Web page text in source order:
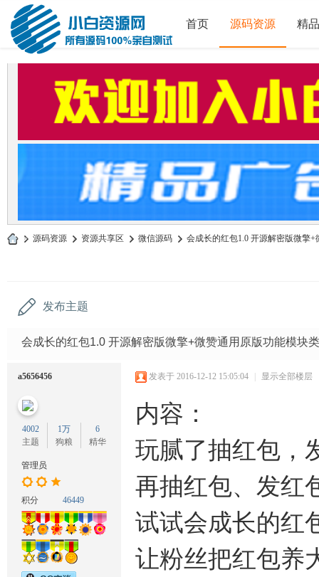
首页 源码资源 精
» 源码资源 › 资源共享区 › 微信源码 › 会成长的红包1.0 开源解密版微擎
发布主题
会成长的红包1.0 开源解密版微擎+微赞通用原版功能模块
a5656456
4002
主题
1万
狗粮
6
精华
管理员
积分 46449
发表于 2016-12-12 15:05:04 | 显示全部楼层
内容：
玩腻了抽红包，
再抽红包、发红
试试会成长的红
让粉丝把红包养